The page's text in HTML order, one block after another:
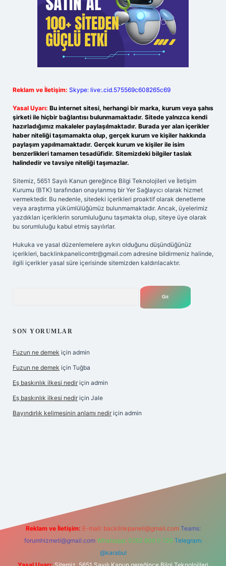
Reklam ve İletişim: Skype: live:.cid.575569c608265c69
Yasal Uyarı: Bu internet sitesi, herhangi bir marka, kurum veya şahıs
şirketi ile hiçbir bağlantısı bulunmamaktadır. Sitede yalnızca kendi
hazırladığımız makaleler paylaşılmaktadır. Burada yer alan içerikler
haber niteliği taşımamakta olup, gerçek kurum ve kişiler hakkında
paylaşım yapılmamaktadır. Gerçek kurum ve kişiler ile isim
benzerlikleri tamamen tesadüfidir. Sitemizdeki bilgiler taslak
halindedir ve tavsiye niteliği taşımazlar.
Sitemiz, 5651 Sayılı Kanun gereğince Bilgi Teknolojileri ve İletişim
Kurumu (BTK) tarafından onaylanmış bir Yer Sağlayıcı olarak hizmet
vermektedir. Bu nedenle, sitedeki içerikleri proaktif olarak denetleme
veya araştırma yükümlülüğümüz bulunmamaktadır. Ancak, üyelerimiz
yazdıkları içeriklerin sorumluluğunu taşımakta olup, siteye üye olarak
bu sorumluluğu kabul etmiş sayılırlar.
Hukuka ve yasal düzenlemelere aykırı olduğunu düşündüğünüz
içerikleri, backlinkpanelicomtr@gmail.com adresine bildirmeniz halinde,
ilgili içerikler yasal süre içerisinde sitemizden kaldırılacaktır.
SON YORUMLAR
Fuzun ne demek için admin
Fuzun ne demek için Tuğba
Eş baskınlık ilkesi nedir için admin
Eş baskınlık ilkesi nedir için Jale
Bayındırlık kelimesinin anlamı nedir için admin
Reklam ve İletişim: E-mail: backlinkpaneli@gmail.com Teams:
forumhizmeti@gmail.com Whatsapp: 0262 606 0 726 Telegram:
@karabul